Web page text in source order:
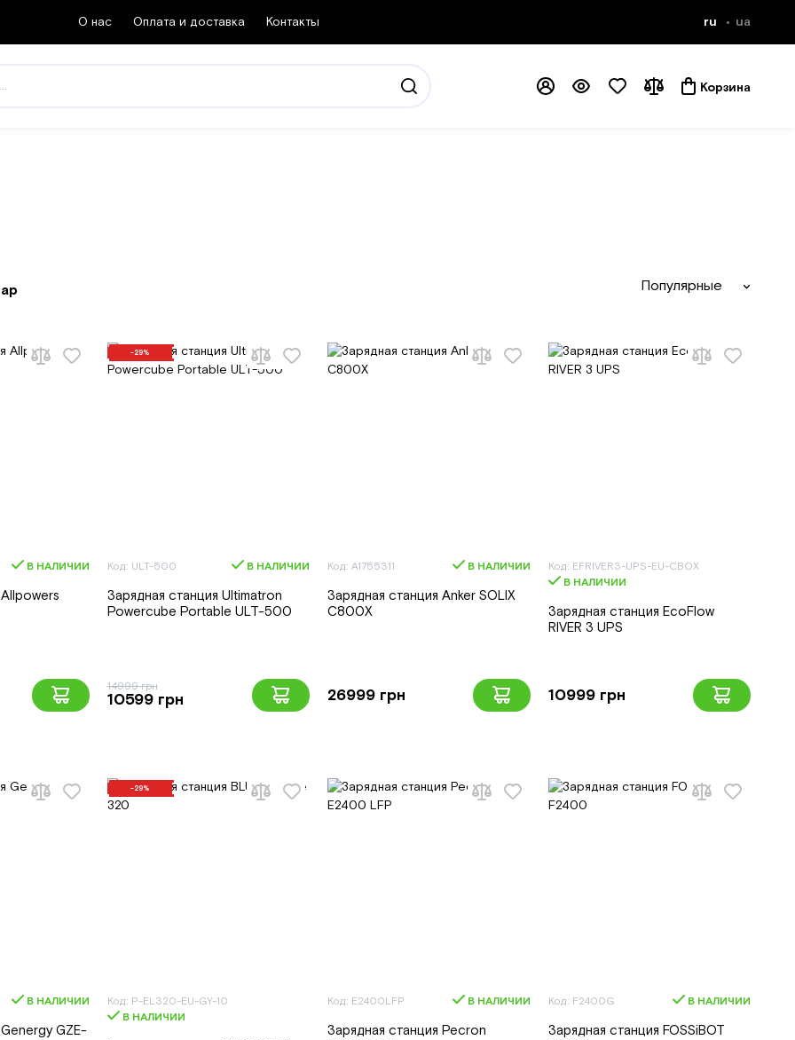
О нас Оплата и доставка Контакты ru ua
Корзина
Популярные
В НАЛИЧИИ
-29%
Код: ULT-500 В НАЛИЧИИ
Зарядная станция Ultimatron
Powercube Portable ULT-500
14999 грн
10599 грн
Код: A1755311 В НАЛИЧИИ
Зарядная станция Anker SOLIX
C800X
26999 грн
Код: EFRIVER3-UPS-EU-CBOX
В НАЛИЧИИ
Зарядная станция EcoFlow
RIVER 3 UPS
10999 грн
В НАЛИЧИИ
GZE-
-29%
Код: P-EL320-EU-GY-10
В НАЛИЧИИ
Код: E2400LFP В НАЛИЧИИ
Зарядная станция Pecron
Код: F2400G В НАЛИЧИИ
Зарядная станция FOSSiBOT